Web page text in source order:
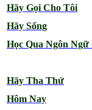
Hãy Gọi Cho Tôi
Hãy Sống
Học Qua Ngôn
Hãy Tha Thứ
Hôm Nay